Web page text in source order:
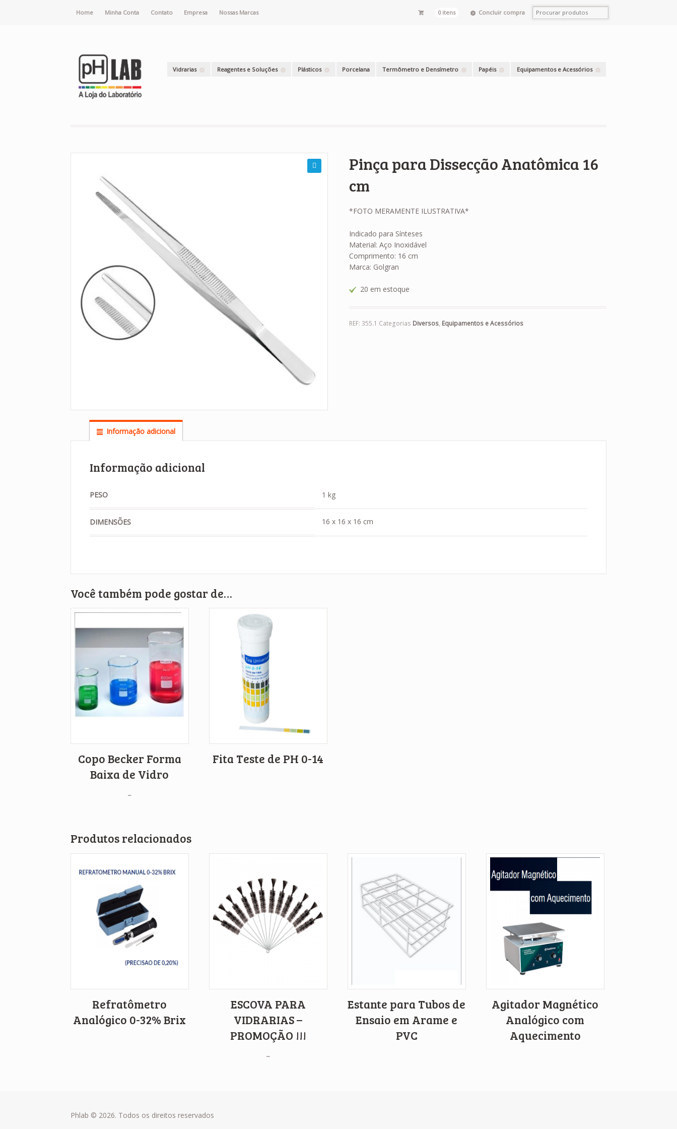
Home Minha Conta Contato Empresa Nossas Marcas 0 itens Concluir compra
Vidrarias Reagentes e Soluções Plásticos Porcelana Termômetro e Densímetro Papéis Equipamentos e Acessórios
Pinça para Dissecção Anatômica 16
cm
*FOTO MERAMENTE ILUSTRATIVA*
Indicado para Sínteses
Material: Aço Inoxidável
Comprimento: 16 cm
Marca: Golgran
20 em estoque
REF:355.1 Categorias Diversos, Equipamentos e Acessórios
Informação adicional
Informação adicional
PESO 1 kg
DIMENSÕES 16 x 16 x 16 cm
Você também pode gostar de…
Copo Becker Forma
Baixa de Vidro
–
Fita Teste de PH 0-14
Produtos relacionados
Refratômetro
Analógico 0-32% Brix
ESCOVA PARA
VIDRARIAS –
PROMOÇÃO !!!
–
Estante para Tubos de
Ensaio em Arame e
PVC
Agitador Magnético
Analógico com
Aquecimento
Phlab © 2026. Todos os direitos reservados